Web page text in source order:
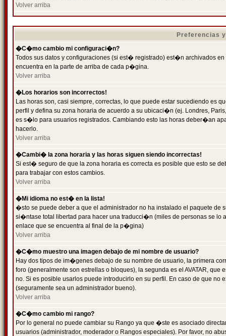
Volver arriba
Preferencias
�C�mo cambio mi configuraci�n?
Todos sus datos y configuraciones (si est� registrado) est�n archivados
encuentra en la parte de arriba de cada p�gina.
Volver arriba
�Los horarios son incorrectos!
Las horas son, casi siempre, correctas, lo que puede estar sucediendo es
perfil y defina su zona horaria de acuerdo a su ubicaci�n (ej. Londres,
es s�lo para usuarios registrados. Cambiando esto las horas deber�an
hacerlo.
Volver arriba
�Cambi� la zona horaria y las horas siguen siendo incorrectas!
Si est� seguro de que la zona horaria es correcta es posible que esto se
para trabajar con estos cambios.
Volver arriba
�Mi idioma no est� en la lista!
�sto se puede deber a que el administrador no ha instalado el paquete
si�ntase total libertad para hacer una traducci�n (miles de personas se
enlace que se encuentra al final de la p�gina)
Volver arriba
�C�mo muestro una imagen debajo de mi nombre de usuario?
Hay dos tipos de im�genes debajo de su nombre de usuario, la primera
foro (generalmente son estrellas o bloques), la segunda es el AVATAR,
no. Si es posible usarlos puede introducirlo en su perfil. En caso de que
(seguramente sea un administrador bueno).
Volver arriba
�C�mo cambio mi rango?
Por lo general no puede cambiar su Rango ya que �ste es asociado
usuarios (administrador, moderador o Rangos especiales). Por favor, no